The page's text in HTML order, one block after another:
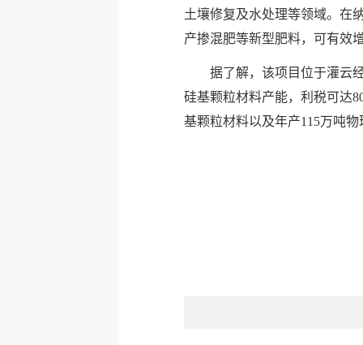
土壤修复及水处理等领域。在
产掺混肥等新型肥料，可有效
据了解，该项目位于灌云
硅基颗粒材料产能，利税可达
基颗粒材料以及年产115万吨